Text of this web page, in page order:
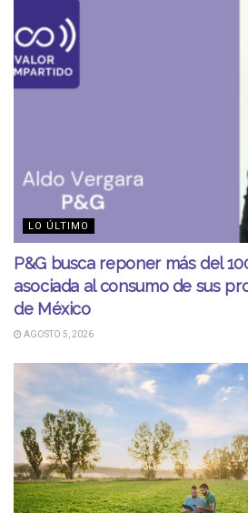
LO ÚLTIMO
P&G busca reponer más del
asociada al consumo de sus
de México
AGOSTO 5, 2026